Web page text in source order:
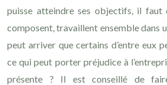
puisse atteindre ses objectifs, il faut
composent, travaillent ensemble dans
peut arriver que certains d’entre eux
ce qui peut porter préjudice à
présente ? Il est conseillé de